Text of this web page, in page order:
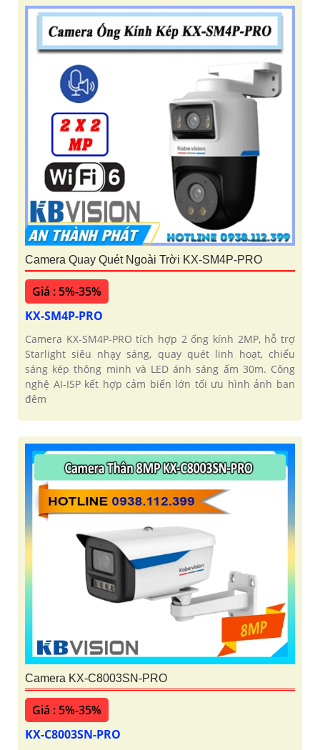
Camera Quay Quét Ngoài Trời KX-SM4P-PRO
Giá : 5%-35%
KX-SM4P-PRO
Camera KX-SM4P-PRO tích hợp 2 ống kính 2MP, hỗ trợ
Starlight siêu nhạy sáng, quay quét linh hoạt, chiếu
sáng kép thông minh và LED ánh sáng ấm 30m. Công
nghệ AI-ISP kết hợp cảm biến lớn tối ưu hình ảnh ban
đêm
Camera KX-C8003SN-PRO
Giá : 5%-35%
KX-C8003SN-PRO